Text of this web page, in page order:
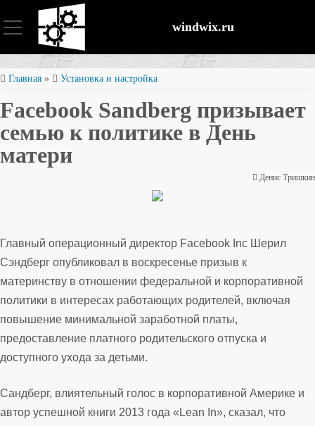
windwix.ru
Установка и настройка
Оптимизация ОС
Восстановление файлов
Главная » Установка и настройка
Facebook Sandberg призывает
семью к политике в День
матери
Денис Тришкин
Главный операционный директор Facebook Inc Шерил
Сэндберг опубликовал в воскресенье призыв к
материнству в отношении федеральной и корпоративной
политики в интересах работающих родителей, включая
повышение минимальной заработной платы,
предоставление платного родительского отпуска и
доступного ухода за детьми.
Сандберг, влиятельный голос в корпоративной Америке и
автор успешной книги 2013 года «Lean In», сказал, что